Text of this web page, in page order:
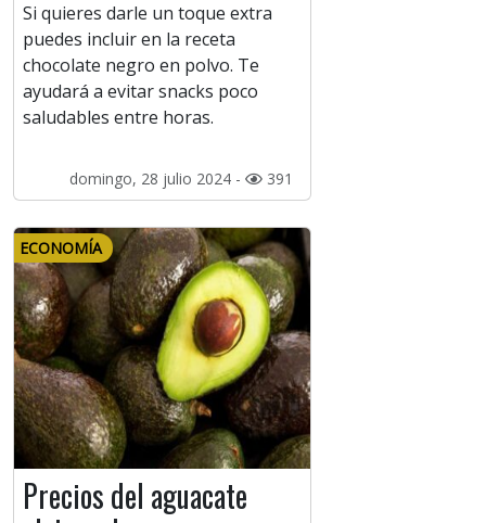
Si quieres darle un toque extra
puedes incluir en la receta
chocolate negro en polvo. Te
ayudará a evitar snacks poco
saludables entre horas.
domingo, 28 julio 2024 - 391
ECONOMÍA
Precios del aguacate